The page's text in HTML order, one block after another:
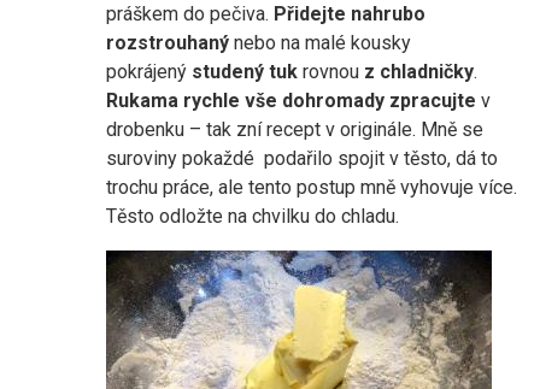
práškem do pečiva. Přidejte nahrubo
rozstrouhaný nebo na malé kousky
pokrájený studený tuk rovnou z chladničky.
Rukama rychle vše dohromady zpracujte v
drobenku – tak zní recept v originále. Mně se
suroviny pokaždé podařilo spojit v těsto, dá to
trochu práce, ale tento postup mně vyhovuje více.
Těsto odložte na chvilku do chladu.